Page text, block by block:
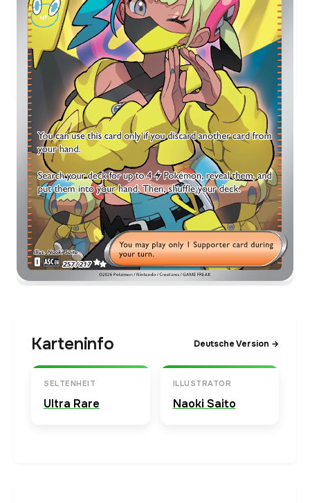
€3,34
Holofoil
Preise werden täglich aktualisiert.
Karteninfo Deutsche Version →
SELTENHEIT
Ultra Rare
ILLUSTRATOR
Naoki Saito